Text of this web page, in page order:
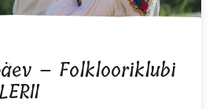
– Folklooriklubi